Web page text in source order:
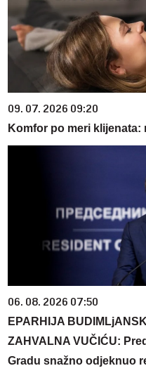
09. 07. 2026 09:20
Komfor po meri klijenata:
06. 08. 2026 07:50
EPARHIJA
ZAHVALNA VUČIĆU:
Gradu snažno odjeknuo